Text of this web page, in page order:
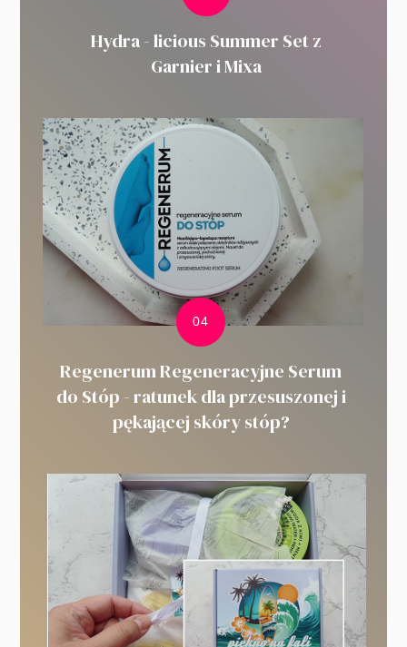
Hydra - licious Summer Set z
Garnier i Mixa
Regenerum Regeneracyjne Serum
do Stóp - ratunek dla przesuszonej i
pękającej skóry stóp?